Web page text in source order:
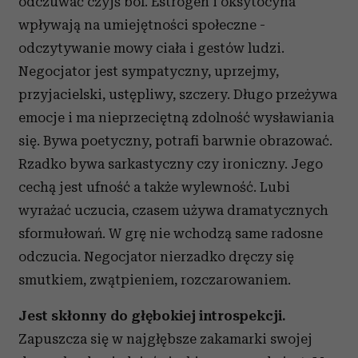
wpływają na umiejętności społeczne -
odczytywanie mowy ciała i gestów ludzi.
Negocjator jest sympatyczny, uprzejmy,
przyjacielski, ustępliwy, szczery. Długo przeżywa
emocje i ma nieprzeciętną zdolność wysławiania
się. Bywa poetyczny, potrafi barwnie obrazować.
Rzadko bywa sarkastyczny czy ironiczny. Jego
cechą jest ufność a także wylewność. Lubi
wyrażać uczucia, czasem używa dramatycznych
sformułowań. W grę nie wchodzą same radosne
odczucia. Negocjator nierzadko dręczy się
smutkiem, zwątpieniem, rozczarowaniem.
Jest skłonny do głębokiej introspekcji.
Zapuszcza się w najgłębsze zakamarki swojej